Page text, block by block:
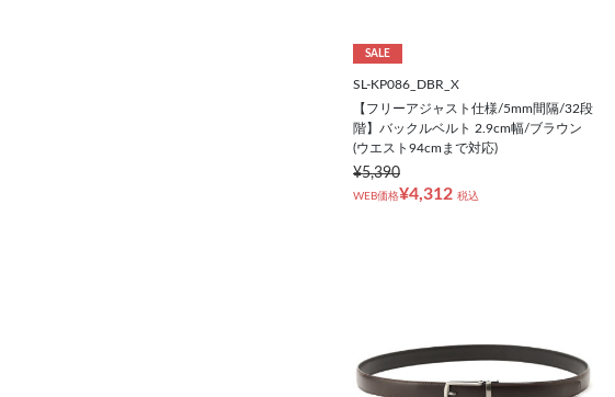
SALE
SL-KP086_DBR_X
【フリーアジャスト仕様/5mm間隔/32段
階】バックルベルト 2.9cm幅/ブラウン
(ウエスト94cmまで対応)
¥5,390
WEB価格¥4,312 税込